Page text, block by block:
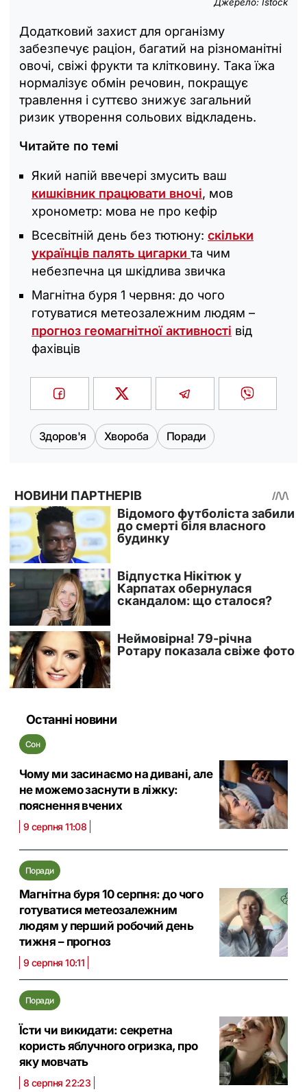
Додатковий захист для організму
забезпечує раціон, багатий на різноманітні
овочі, свіжі фрукти та клітковину. Така їжа
нормалізує обмін речовин, покращує
травлення і суттєво знижує загальний
ризик утворення сольових відкладень.
Читайте по темі
Який напій ввечері змусить ваш
кишківник працювати вночі, мов
хронометр: мова не про кефір
Всесвітній день без тютюну: скільки
українців палять цигарки та чим
небезпечна ця шкідлива звичка
Магнітна буря 1 червня: до чого
готуватися метеозалежним людям –
прогноз геомагнітної активності від
фахівців
Здоров'я Хвороба Поради
Останні новини
Сон
Чому ми засинаємо на дивані, але
не можемо заснути в ліжку:
пояснення вчених
9 серпня 11:08
Поради
Магнітна буря 10 серпня: до чого
готуватися метеозалежним
людям у перший робочий день
тижня – прогноз
9 серпня 10:11
Поради
Їсти чи викидати: секретна
користь яблучного огризка, про
яку мовчать
8 серпня 22:23